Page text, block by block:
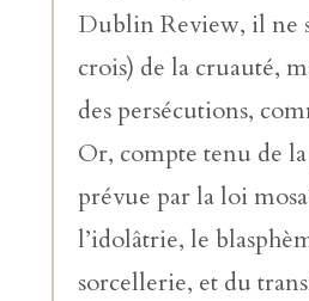
Dublin Review, il ne
crois) de la cruauté,
des persécutions,
Or, compte tenu de
prévue par la loi
l’idolâtrie, le
sorcellerie, et du